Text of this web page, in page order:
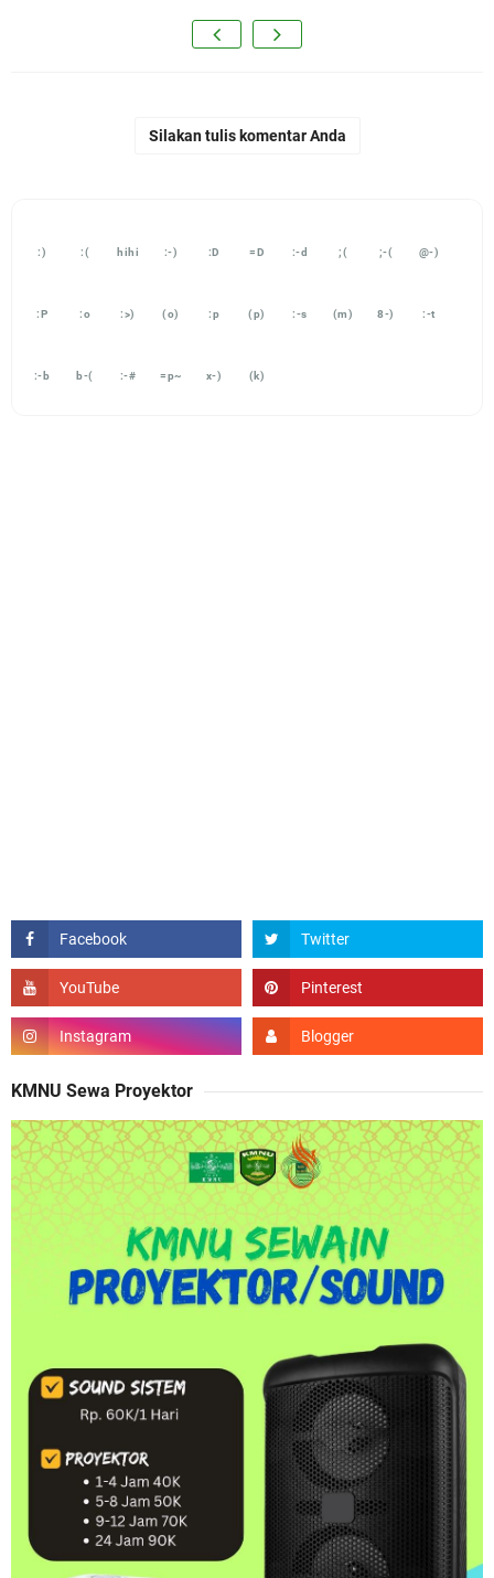
Silakan tulis komentar Anda
:) :( hihi :-) :D =D :-d ;( ;-( @-)
:P :o :>) (o) :p (p) :-s (m) 8-) :-t
:-b b-( :-# =p~ x-) (k)
KMNU Sewa Proyektor